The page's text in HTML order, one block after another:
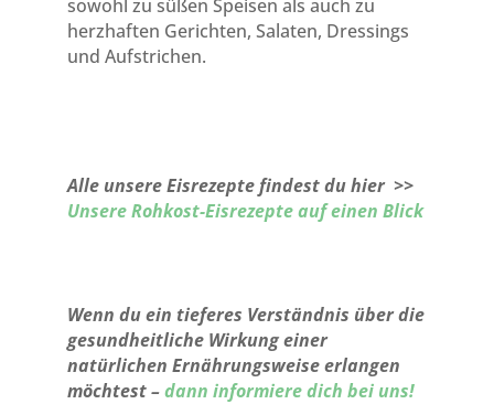
sowohl zu süßen Speisen als auch zu
herzhaften Gerichten, Salaten, Dressings
und Aufstrichen.
Alle unsere Eisrezepte findest du hier >>
Unsere Rohkost-Eisrezepte auf einen Blick
Wenn du ein tieferes Verständnis über die
gesundheitliche Wirkung einer
natürlichen Ernährungsweise erlangen
möchtest –dann informiere dich bei uns!